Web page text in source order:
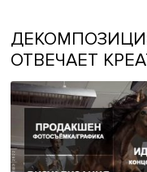
ОТВЕЧАЕТ